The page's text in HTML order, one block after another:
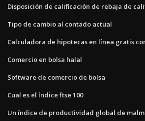
Disposición de calificación de rebaja de
Tipo de cambio al contado actual
Calculadora de hipotecas en línea gratis
Comercio en bolsa halal
Software de comercio de bolsa
Cual es el índice ftse 100
Un índice de productividad global de